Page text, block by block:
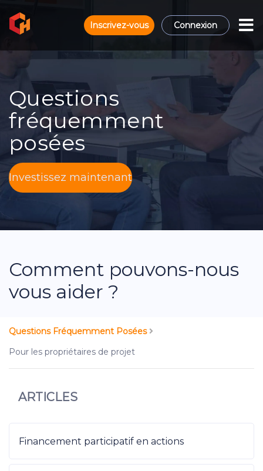
Inscrivez-vous Connexion
Questions
fréquemment
posées
Investissez maintenant
Comment pouvons-nous
vous aider ?
Questions Fréquemment Posées
Pour les propriétaires de projet
ARTICLES
Financement participatif en actions